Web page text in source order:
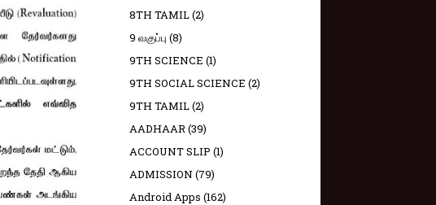
8TH TAMIL(2)
9 வகுப்பு (8)
9TH SCIENCE (1)
9TH SOCIAL SCIENCE (2)
9TH TAMIL(2)
AADHAAR(39)
ACCOUNT SLIP (1)
ADMISSION (79)
Android Apps (162)